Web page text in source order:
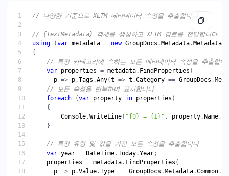
// 다양한 기준으로 XLTM 메타데이터 속성을 추출합니다
// {TextMetadata} 객체를 생성하고 XLTM 경로를 전달합니다
using (var metadata = new GroupDocs . Metadata . Metadata
// 특정 카테고리에 속하는 모든 메타데이터 속성을 추출합니
var properties = metadata . FindProperties
p => p .Tags .Any(t => t .Category == GroupDocs .
// 모든 속성을 반복하며 표시합니다
foreach (var property in properties
Console .WriteLine( "{0} = {1}" , property . Name,
// 특정 유형 및 값을 가진 모든 속성을 추출합니다
var year = DateTime .Today .Year
properties = metadata . FindProperties
p => p .Value .Type == GroupDocs . Metadata .Common .